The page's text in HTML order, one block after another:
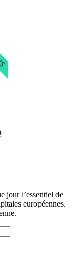
jour l’essentiel de
européennes.